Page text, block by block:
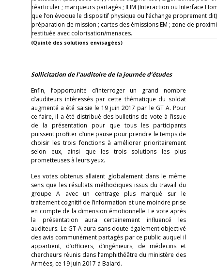
réarticuler ; marqueurs partagés ; IHM (Interaction ou Interface
que l’on évoque le dispositif physique ou l’échange proprement
préparation de mission ; cartes des émissions EM ; zone de
restituée avec colorisation/menaces.
(Quinté des solutions envisagées)
Sollicitation de l’auditoire de la journée d’études
Enfin, l’opportunité d’interroger un grand nombre
d’auditeurs intéressés par cette thématique du soldat
augmenté a été saisie le 19 juin 2017 par le GT A. Pour
ce faire, il a été distribué des bulletins de vote à l’issue
de la présentation pour que tous les participants
puissent profiter d’une pause pour prendre le temps de
choisir les trois fonctions à améliorer prioritairement
selon eux, ainsi que les trois solutions les plus
prometteuses à leurs yeux.
Les votes obtenus allaient globalement dans le même
sens que les résultats méthodiques issus du travail du
groupe A avec un centrage plus marqué sur le
traitement cognitif de l’information et une moindre prise
en compte de la dimension émotionnelle. Le vote après
la présentation aura certainement influencé les
auditeurs. Le GT A aura sans doute également objectivé
des avis communément partagés par ce public auquel il
appartient, d’officiers, d’ingénieurs, de médecins et
chercheurs réunis dans l’amphithéâtre du ministère des
Armées, ce 19 juin 2017 à Balard.